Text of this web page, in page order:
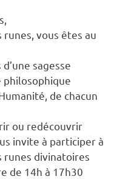
runes, vous êtes au
sagesse
philosophique
de chacun
ou redécouvrir
invite à participer à
runes divinatoires
de 14h à 17h30